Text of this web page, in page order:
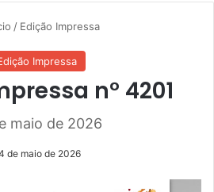
/ Edição Impressa
Impressa
n° 4201
maio de 2026
de maio de 2026